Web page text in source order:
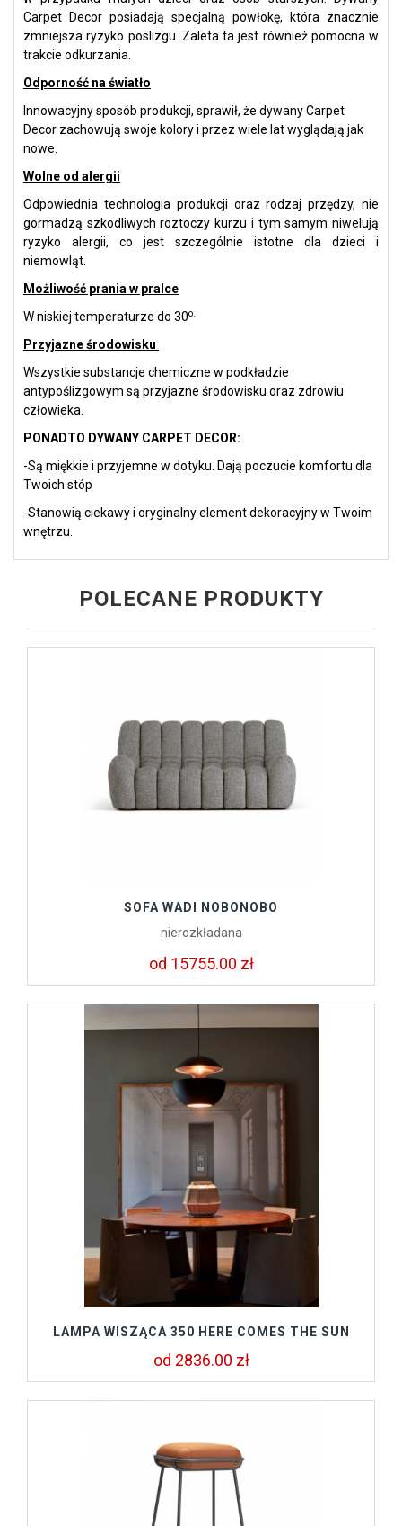
Carpet Decor posiadają specjalną powłokę, która znacznie
zmniejsza ryzyko poslizgu. Zaleta ta jest również pomocna w
trakcie odkurzania.
Odporność na światło
Innowacyjny sposób produkcji, sprawił, że dywany Carpet
Decor zachowują swoje kolory i przez wiele lat wyglądają jak
nowe.
Wolne od alergii
Odpowiednia technologia produkcji oraz rodzaj przędzy, nie
gormadzą szkodliwych roztoczy kurzu i tym samym niwelują
ryzyko alergii, co jest szczególnie istotne dla dzieci i
niemowląt.
Możliwość prania w pralce
W niskiej temperaturze do 30o.
Przyjazne środowisku
Wszystkie substancje chemiczne w podkładzie
antypoślizgowym są przyjazne środowisku oraz zdrowiu
człowieka.
PONADTO DYWANY CARPET DECOR:
-Są miękkie i przyjemne w dotyku. Dają poczucie komfortu dla
Twoich stóp
-Stanowią ciekawy i oryginalny element dekoracyjny w Twoim
wnętrzu.
POLECANE PRODUKTY
SOFA WADI NOBONOBO
nierozkładana
od 15755.00 zł
LAMPA WISZĄCA 350 HERE COMES THE SUN
od 2836.00 zł